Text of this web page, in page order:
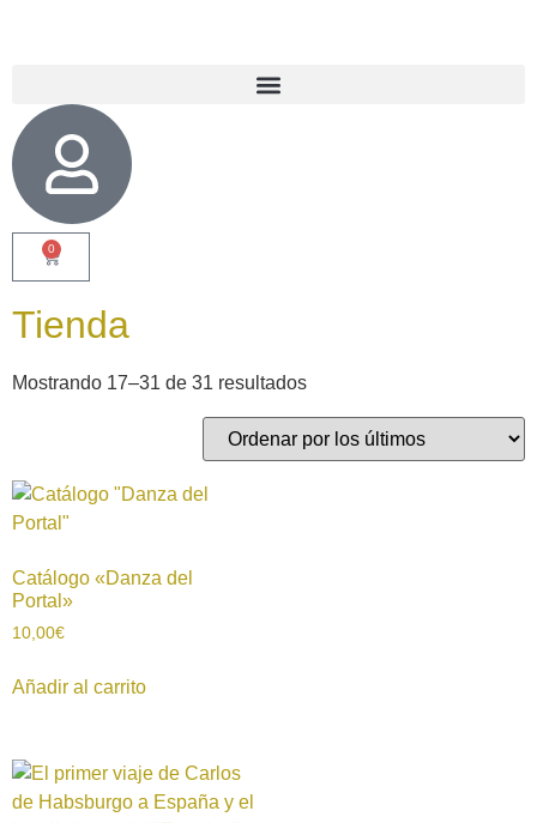
0
Tienda
Mostrando 17–31 de 31 resultados
Catálogo «Danza del
Portal»
10,00€
Añadir al carrito